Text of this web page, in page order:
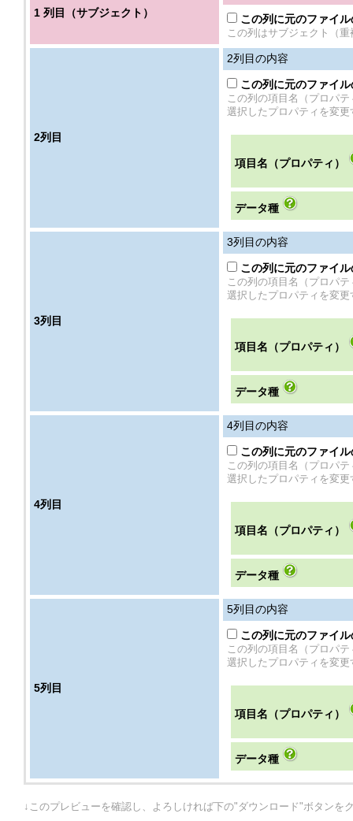
1 列目（サブジェクト） この列に元のファイ
この列はサブジェクト（
2列目
2列目の内容
この列に元のファイ
この列の項目名（プロパ
選択したプロパティを変
項目名（プロパティ）
データ種
3列目
3列目の内容
この列に元のファイ
この列の項目名（プロパ
選択したプロパティを変
項目名（プロパティ）
データ種
4列目
4列目の内容
この列に元のファイ
この列の項目名（プロパ
選択したプロパティを変
項目名（プロパティ）
データ種
5列目
5列目の内容
この列に元のファイ
この列の項目名（プロパ
選択したプロパティを変
項目名（プロパティ）
データ種
↓このプレビューを確認し、よろしければ下の"ダウンロード"ボタンを